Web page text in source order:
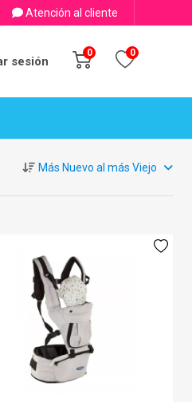
Atención al cliente
sesión
0 0